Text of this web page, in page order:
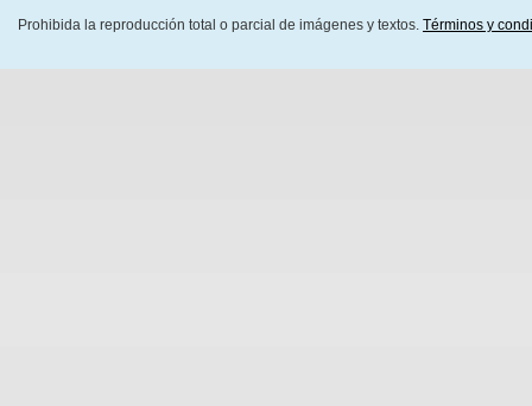
Prohibida la reproducción total o parcial de imágenes y textos. Términos y